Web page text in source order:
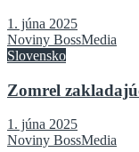
1. júna 2025
Noviny BossMedia
Slovensko
Zomrel
1. júna 2025
Noviny BossMedia